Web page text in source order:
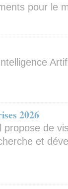
pour le
2026
propose de
et